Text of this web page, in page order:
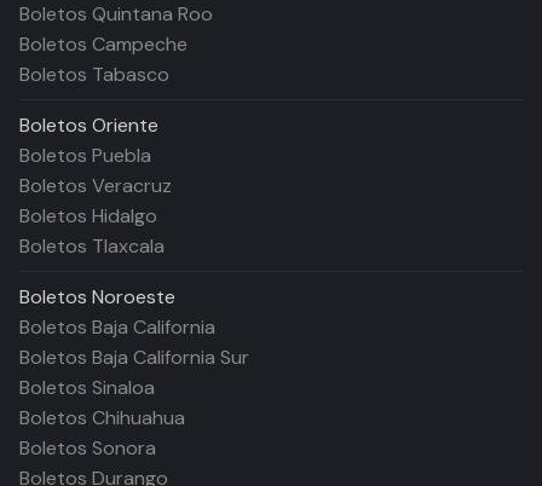
Boletos Quintana Roo
Boletos Campeche
Boletos Tabasco
Boletos Oriente
Boletos Puebla
Boletos Veracruz
Boletos Hidalgo
Boletos Tlaxcala
Boletos Noroeste
Boletos Baja California
Boletos Baja California Sur
Boletos Sinaloa
Boletos Chihuahua
Boletos Sonora
Boletos Durango